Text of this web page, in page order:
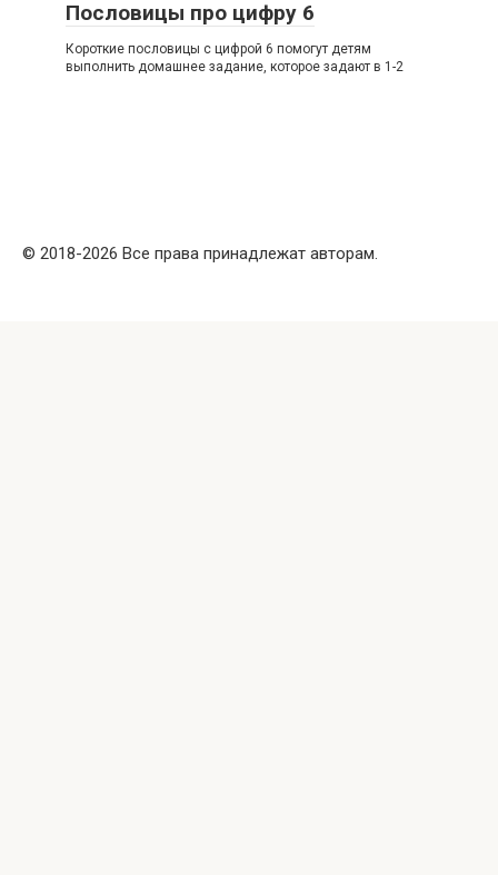
Пословицы про цифру 6
Короткие пословицы с цифрой 6 помогут детям
выполнить домашнее задание, которое задают в 1-2
© 2018-2026 Все права принадлежат авторам.